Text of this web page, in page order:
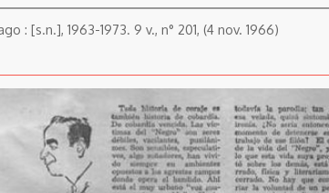
: [s.n.], 1963-1973. 9 v., n° 201, (4 nov. 1966)